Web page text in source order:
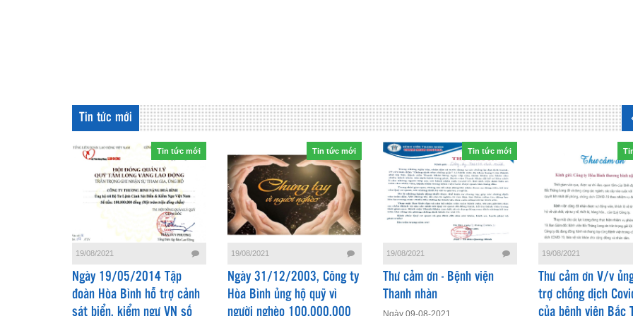
Tin tức mới
Tin tức mới
19/08/2021
Ngày 19/05/2014 Tập
đoàn Hòa Bình hỗ trợ cảnh
sát biển, kiểm ngư VN số
Tin tức mới
19/08/2021
Ngày 31/12/2003, Công ty
Hòa Bình ủng hộ quỹ vì
người nghèo 100.000.000
Tin tức mới
19/08/2021
Thư cảm ơn - Bệnh viện
Thanh nhàn
Ngày 09-08-2021
19/08/2021
Thư cảm ơn V/v
trợ chống dịch
của bệnh viện Bắc